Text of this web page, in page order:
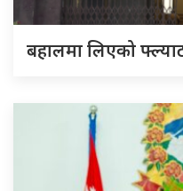
बहालमा लिएको